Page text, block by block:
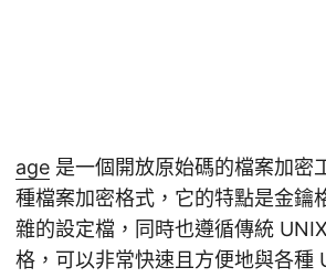
age 是一個開放原始碼的檔案加密
種檔案加密格式，它的特點是金鑰
雜的設定檔，同時也遵循傳統
格，可以非常快速且方便地與各種